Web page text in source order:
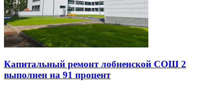
Капитальный ремонт лобненской СОШ 2
выполнен на 91 процент